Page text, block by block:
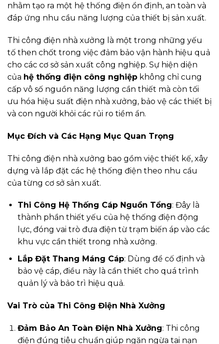
nhằm tạo ra một hệ thống điện ổn định, an toàn và
đáp ứng nhu cầu năng lượng của thiết bị sản xuất.
Thi công điện nhà xưởng là một trong những yếu
tố then chốt trong việc đảm bảo vận hành hiệu quả
cho các cơ sở sản xuất công nghiệp. Sự hiện diện
của hệ thống điện công nghiệp không chỉ cung
cấp vô số nguồn năng lượng cần thiết mà còn tối
ưu hóa hiệu suất điện nhà xưởng, bảo vệ các thiết bị
và con người khỏi các rủi ro tiềm ẩn.
Mục Đích và Các Hạng Mục Quan Trọng
Thi công điện nhà xưởng bao gồm việc thiết kế, xây
dựng và lắp đặt các hệ thống điện theo nhu cầu
của từng cơ sở sản xuất.
Thi Công Hệ Thống Cáp Nguồn Tổng: Đây là
thành phần thiết yếu của hệ thống điện động
lực, đóng vai trò đưa điện từ trạm biến áp vào các
khu vực cần thiết trong nhà xưởng.
Lắp Đặt Thang Máng Cáp: Dùng để cố định và
bảo vệ cáp, điều này là cần thiết cho quá trình
quản lý và bảo trì hiệu quả.
Vai Trò của Thi Công Điện Nhà Xưởng
Đảm Bảo An Toàn Điện Nhà Xưởng: Thi công
điện đúng tiêu chuẩn giúp ngăn ngừa tai nạn